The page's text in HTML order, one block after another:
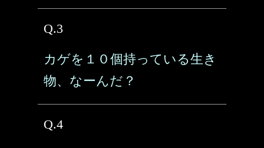
Q.3
カゲを１０個持っている生き
物、なーんだ？
Q.4